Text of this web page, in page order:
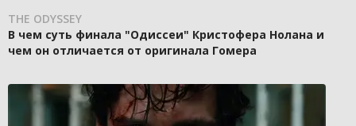
THE ODYSSEY
В чем суть финала "Одиссеи" Кристофера Нолана и
чем он отличается от оригинала Гомера